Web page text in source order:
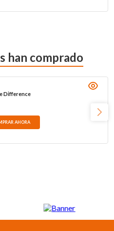
han comprado
Difference
AHORA